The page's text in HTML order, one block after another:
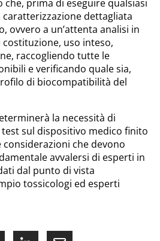
prima di eseguire qualsiasi
dettagliata
ovvero a un’attenta analisi in
uso inteso,
raccogliendo tutte le
e verificando quale sia,
di biocompatibilità del
la necessità di
sul dispositivo medico finito
che devono
avvalersi di esperti in
dal punto di vista
tossicologi ed esperti